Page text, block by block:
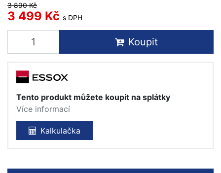
3 890 Kč
3 499 Kč s DPH
Koupit
Tento produkt můžete koupit na splátky
Více informací
Kalkulačka